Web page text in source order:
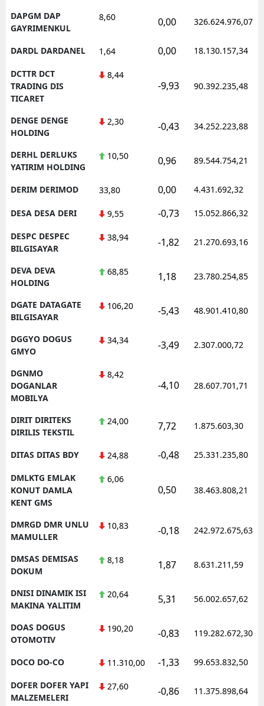
DAPGM DAP
GAYRIMENKUL
8,60 0,00 326.624.976,07
DARDL DARDANEL 1,64 0,00 18.130.157,34
DCTTR DCT
TRADING DIS
TICARET
8,44
-9,93 90.392.235,48
DENGE DENGE
HOLDING
2,30 -0,43 34.252.223,88
DERHL DERLUKS
YATIRIM HOLDING
10,50 0,96 89.544.754,21
DERIM DERIMOD 33,80 0,00 4.431.692,32
DESA DESA DERI 9,55 -0,73 15.052.866,32
DESPC DESPEC
BILGISAYAR
38,94 -1,82 21.270.693,16
DEVA DEVA
HOLDING
68,85 1,18 23.780.254,85
DGATE DATAGATE
BILGISAYAR
106,20 -5,43 48.901.410,80
DGGYO DOGUS
GMYO
34,34 -3,49 2.307.000,72
DGNMO
DOGANLAR
MOBILYA
8,42
-4,10 28.607.701,71
DIRIT DIRITEKS
DIRILIS TEKSTIL
24,00 7,72 1.875.603,30
DITAS DITAS BDY 24,88 -0,48 25.331.235,80
DMLKTG EMLAK
KONUT DAMLA
KENT GMS
6,06
0,50 38.463.808,21
DMRGD DMR UNLU
MAMULLER
10,83 -0,18 242.972.675,63
DMSAS DEMISAS
DOKUM
8,18 1,87 8.631.211,59
DNISI DINAMIK ISI
MAKINA YALITIM
20,64 5,31 56.002.657,62
DOAS DOGUS
OTOMOTIV
190,20 -0,83 119.282.672,30
DOCO DO-CO 11.310,00 -1,33 99.653.832,50
DOFER DOFER YAPI
MALZEMELERI
27,60 -0,86 11.375.898,64